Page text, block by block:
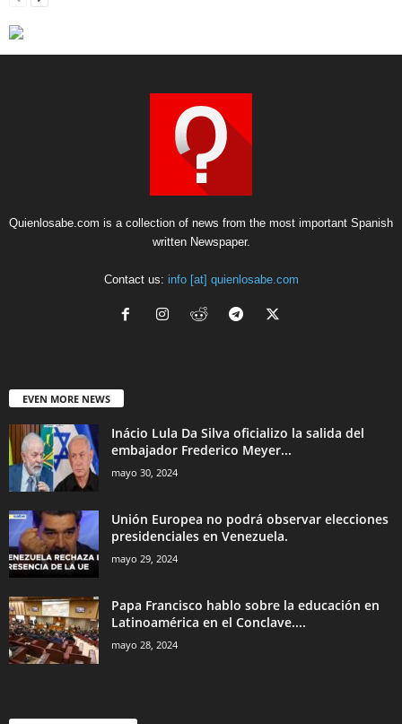
Quienlosabe.com is a collection of news from the most important Spanish
written Newspaper.
Contact us: info [at] quienlosabe.com
EVEN MORE NEWS
Inácio Lula Da Silva oficializo la salida del
embajador Frederico Meyer...
mayo 30, 2024
Unión Europea no podrá observar elecciones
presidenciales en Venezuela.
mayo 29, 2024
Papa Francisco hablo sobre la educación en
Latinoamérica en el Conclave....
mayo 28, 2024